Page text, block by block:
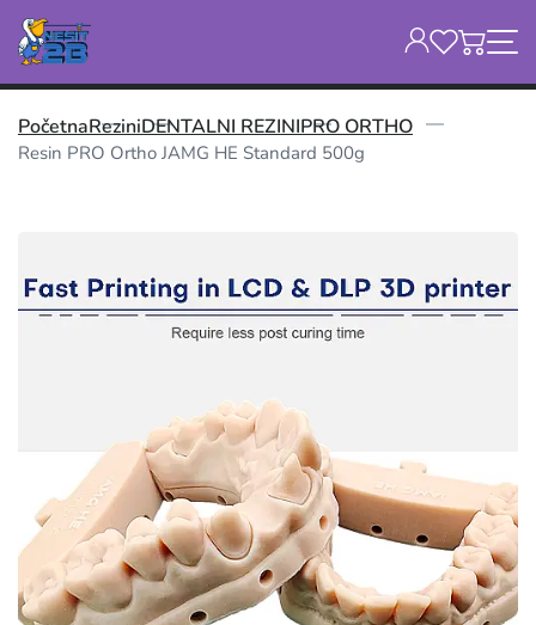
PočetnaReziniDENTALNI REZINIPRO ORTHO
Resin PRO Ortho JAMG HE Standard 500g